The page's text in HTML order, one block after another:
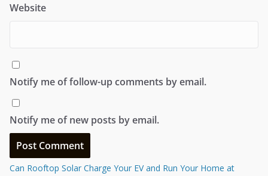
Website
Notify me of follow-up comments by email.
Notify me of new posts by email.
Can Rooftop Solar Charge Your EV and Run Your Home at